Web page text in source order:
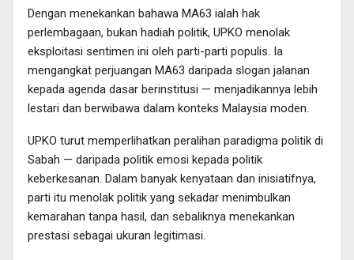
Dengan menekankan bahawa MA63 ialah hak
perlembagaan, bukan hadiah politik, UPKO menolak
eksploitasi sentimen ini oleh parti-parti populis. Ia
mengangkat perjuangan MA63 daripada slogan jalanan
kepada agenda dasar berinstitusi — menjadikannya lebih
lestari dan berwibawa dalam konteks Malaysia moden.
UPKO turut memperlihatkan peralihan paradigma politik di
Sabah — daripada politik emosi kepada politik
keberkesanan. Dalam banyak kenyataan dan inisiatifnya,
parti itu menolak politik yang sekadar menimbulkan
kemarahan tanpa hasil, dan sebaliknya menekankan
prestasi sebagai ukuran legitimasi.